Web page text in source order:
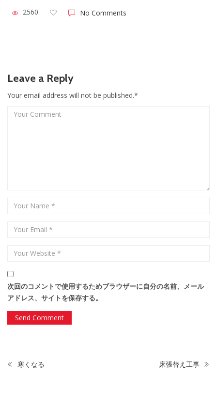
2560 No Comments
Leave a Reply
Your email address will not be published.*
次回のコメントで使用するためブラウザーに自分の名前、メール
アドレス、サイトを保存する。
寒くなる 床張替え工事